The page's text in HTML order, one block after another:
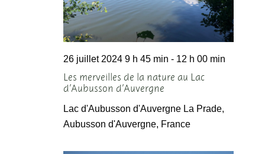
Les merveilles de la nature au Lac
d’Aubusson d’Auvergne
26 juillet 2024 9 h 45 min - 12 h 00 min
Lac d'Aubusson d'Auvergne La Prade,
Aubusson d'Auvergne, France